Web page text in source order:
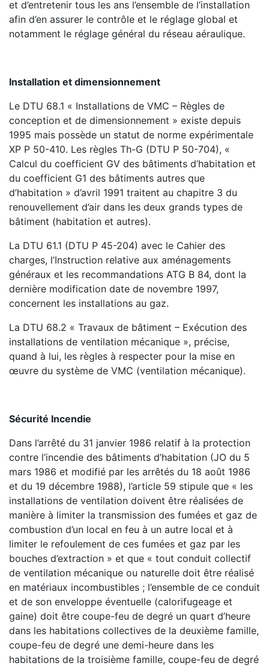
et d’entretenir tous les ans l’ensemble de l’installation
afin d’en assurer le contrôle et le réglage global et
notamment le réglage général du réseau aéraulique.
Installation et dimensionnement
Le DTU 68.1 « Installations de VMC – Règles de
conception et de dimensionnement » existe depuis
1995 mais possède un statut de norme expérimentale
XP P 50-410. Les règles Th-G (DTU P 50-704), «
Calcul du coefficient GV des bâtiments d’habitation et
du coefficient G1 des bâtiments autres que
d’habitation » d’avril 1991 traitent au chapitre 3 du
renouvellement d’air dans les deux grands types de
bâtiment (habitation et autres).
La DTU 61.1 (DTU P 45-204) avec le Cahier des
charges, l’Instruction relative aux aménagements
généraux et les recommandations ATG B 84, dont la
dernière modification date de novembre 1997,
concernent les installations au gaz.
La DTU 68.2 « Travaux de bâtiment – Exécution des
installations de ventilation mécanique », précise,
quand à lui, les règles à respecter pour la mise en
œuvre du système de VMC (ventilation mécanique).
Sécurité Incendie
Dans l’arrêté du 31 janvier 1986 relatif à la protection
contre l’incendie des bâtiments d’habitation (JO du 5
mars 1986 et modifié par les arrêtés du 18 août 1986
et du 19 décembre 1988), l’article 59 stipule que « les
installations de ventilation doivent être réalisées de
manière à limiter la transmission des fumées et gaz de
combustion d’un local en feu à un autre local et à
limiter le refoulement de ces fumées et gaz par les
bouches d’extraction » et que « tout conduit collectif
de ventilation mécanique ou naturelle doit être réalisé
en matériaux incombustibles ; l’ensemble de ce conduit
et de son enveloppe éventuelle (calorifugeage et
gaine) doit être coupe-feu de degré un quart d’heure
dans les habitations collectives de la deuxième famille,
coupe-feu de degré une demi-heure dans les
habitations de la troisième famille, coupe-feu de degré